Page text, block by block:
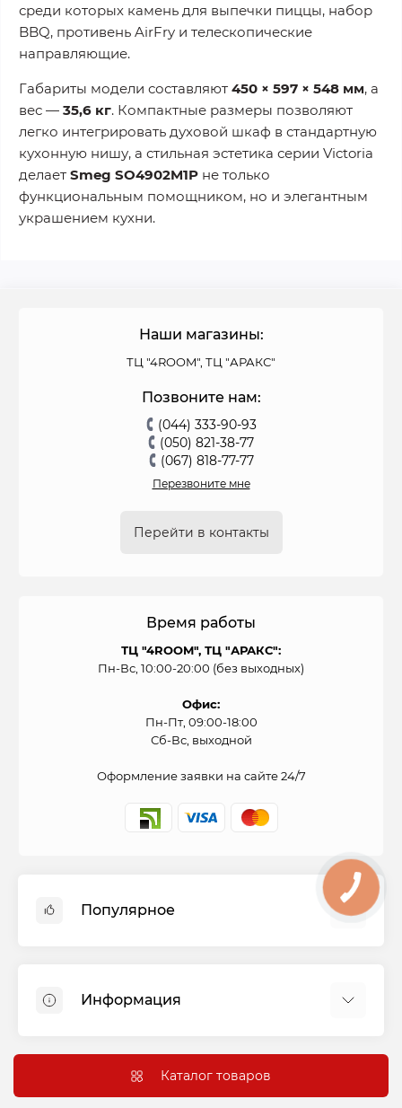
среди которых камень для выпечки пиццы, набор
BBQ, противень AirFry и телескопические
направляющие.
Габариты модели составляют 450 × 597 × 548 мм, а
вес — 35,6 кг. Компактные размеры позволяют
легко интегрировать духовой шкаф в стандартную
кухонную нишу, а стильная эстетика серии Victoria
делает Smeg SO4902M1P не только
функциональным помощником, но и элегантным
украшением кухни.
Наши магазины:
ТЦ "4ROOM", ТЦ "АРАКС"
Позвоните нам:
(044) 333-90-93
(050) 821-38-77
(067) 818-77-77
Перезвоните мне
Перейти в контакты
Время работы
ТЦ "4ROOM", ТЦ "АРАКС":
Пн-Вс, 10:00-20:00 (без выходных)
Офис:
Пн-Пт, 09:00-18:00
Сб-Вс, выходной
Оформление заявки на сайте 24/7
Популярное
Варочные панели
Вытяжки
Посудомоечные машины
Информация
Гарантия и сервис
Каталог товаров